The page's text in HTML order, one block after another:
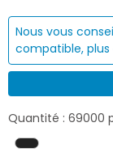
Nous vous
compatible,
Quantité : 69000